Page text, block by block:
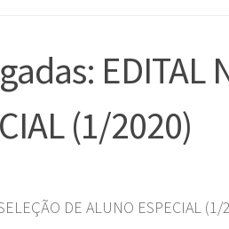
EDITAL
(1/2020)
DE ALUNO ESPECIAL